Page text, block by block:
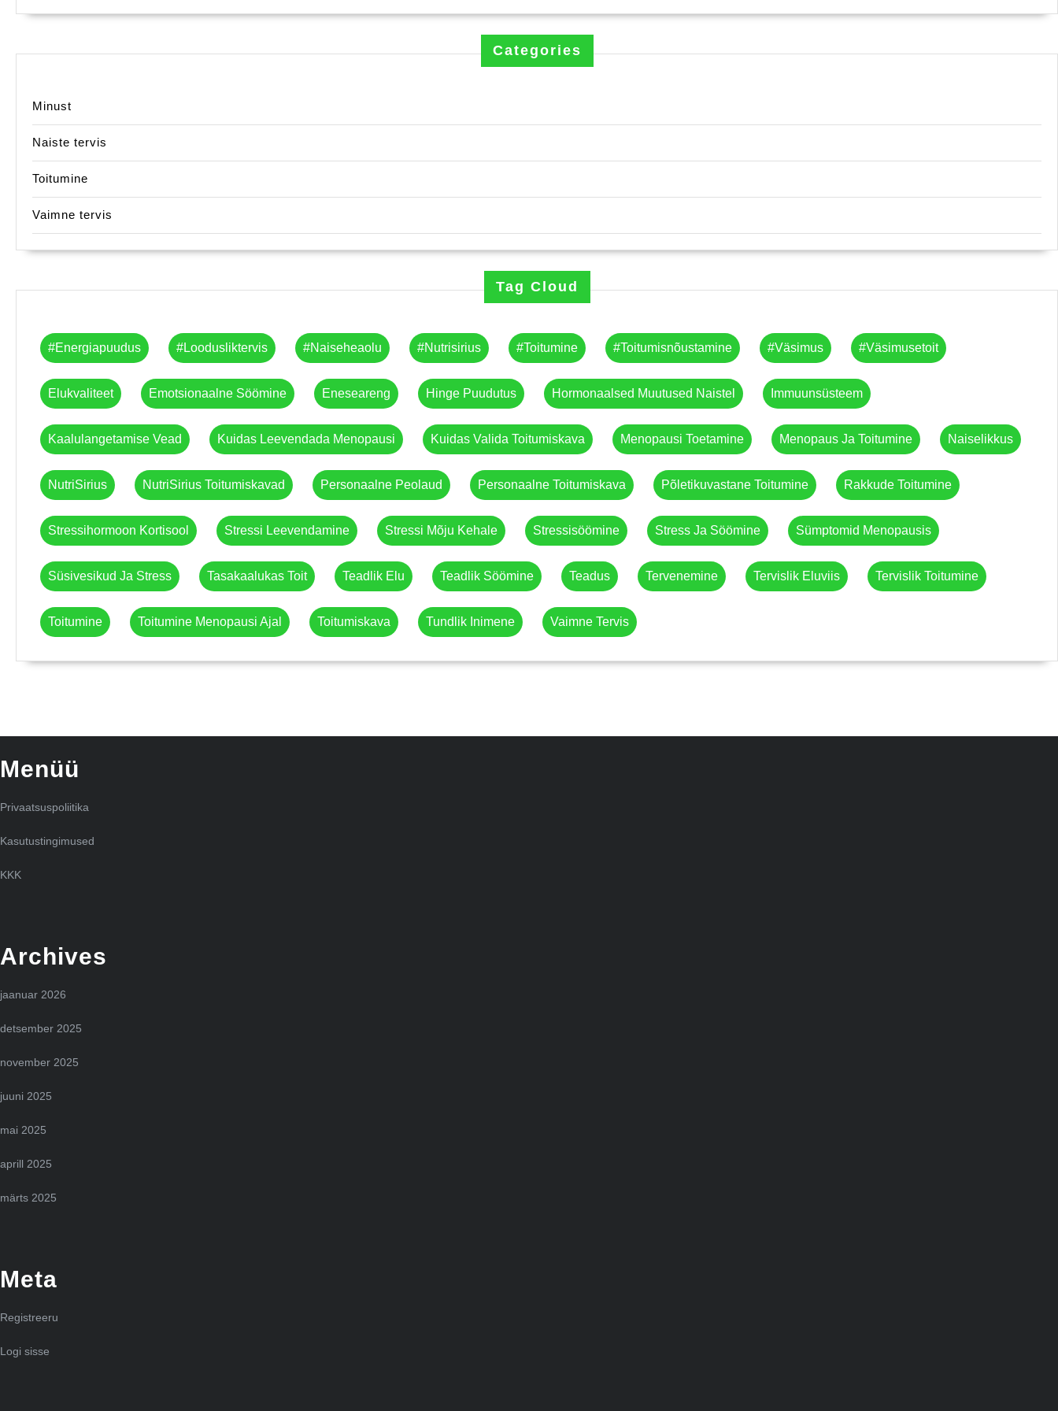
Categories
Minust
Naiste tervis
Toitumine
Vaimne tervis
Tag Cloud
#energiapuudus #loodusliktervis #naiseheaolu #nutrisirius #toitumine #toitumisnõustamine #väsimus #väsimusetoit
Elukvaliteet Emotsionaalne Söömine Eneseareng Hinge Puudutus Hormonaalsed Muutused Naistel Immuunsüsteem
Kaalulangetamise Vead Kuidas Leevendada Menopausi Kuidas Valida Toitumiskava Menopausi Toetamine Menopaus Ja Toitumine Naiselikkus
NutriSirius NutriSirius Toitumiskavad Personaalne Peolaud Personaalne Toitumiskava Põletikuvastane Toitumine Rakkude Toitumine
Stressihormoon Kortisool Stressi Leevendamine Stressi Mõju Kehale Stressisöömine Stress Ja Söömine Sümptomid Menopausis
Süsivesikud Ja Stress Tasakaalukas Toit Teadlik Elu Teadlik Söömine Teadus Tervenemine Tervislik Eluviis Tervislik Toitumine
Toitumine Toitumine Menopausi Ajal Toitumiskava Tundlik Inimene Vaimne Tervis
Menüü
Privaatsuspoliitika
Kasutustingimused
KKK
Archives
jaanuar 2026
detsember 2025
november 2025
juuni 2025
mai 2025
aprill 2025
märts 2025
Meta
Registreeru
Logi sisse